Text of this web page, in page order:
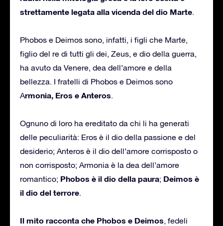
strettamente legata alla vicenda del dio Marte.
Phobos e Deimos sono, infatti, i figli che Marte,
figlio del re di tutti gli dei, Zeus, e dio della guerra,
ha avuto da Venere, dea dell’amore e della
bellezza. I fratelli di Phobos e Deimos sono
Armonia, Eros e Anteros.
Ognuno di loro ha ereditato da chi li ha generati
delle peculiarità: Eros è il dio della passione e del
desiderio; Anteros è il dio dell’amore corrisposto o
non corrisposto; Armonia è la dea dell’amore
romantico; Phobos è il dio della paura; Deimos è
il dio del terrore.
Il mito racconta che Phobos e Deimos, fedeli